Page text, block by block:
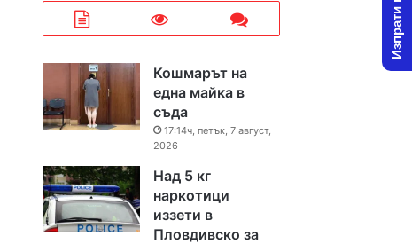
Кошмарът на
една майка в
съда
17:14ч, петък, 7 август,
2026
Над 5 кг
наркотици
иззети в
Пловдивско за